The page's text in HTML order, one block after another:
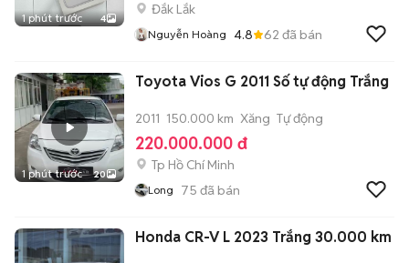
1 phút trước 4
Đắk Lắk
Nguyễn Hoàng 4.8 62 đã bán
1 phút trước 20
Toyota Vios G 2011 Số tự động Trắng
2011 150.000 km Xăng Tự động
220.000.000 đ
Tp Hồ Chí Minh
Long 75 đã bán
Honda CR-V L 2023 Trắng 30.000 km